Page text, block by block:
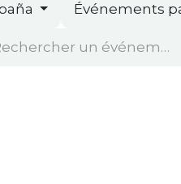
Événements